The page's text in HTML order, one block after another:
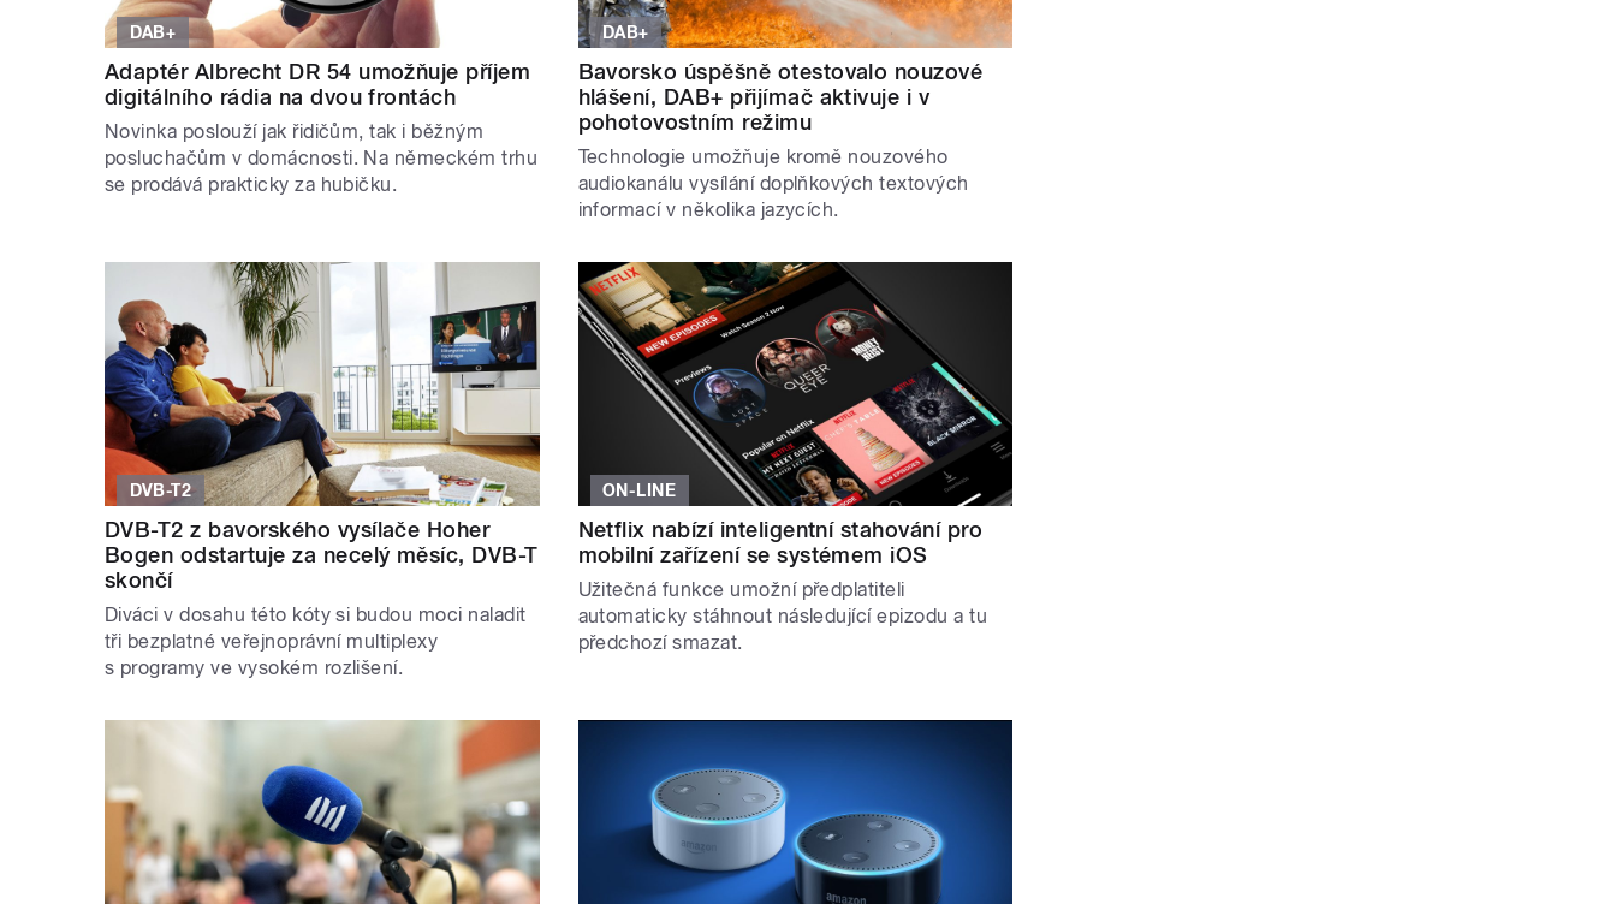
DAB+
Adaptér Albrecht DR 54 umožňuje příjem
digitálního rádia na dvou frontách
Novinka poslouží jak řidičům, tak i běžným
posluchačům v domácnosti. Na německém trhu
se prodává prakticky za hubičku.
DAB+
Bavorsko úspěšně otestovalo nouzové
hlášení, DAB+ přijímač aktivuje i v
pohotovostním režimu
Technologie umožňuje kromě nouzového
audiokanálu vysílání doplňkových textových
informací v několika jazycích.
DVB-T2
DVB-T2 z bavorského vysílače Hoher
Bogen odstartuje za necelý měsíc, DVB-T
skončí
Diváci v dosahu této kóty si budou moci naladit
tři bezplatné veřejnoprávní multiplexy
s programy ve vysokém rozlišení.
ON-LINE
Netflix nabízí inteligentní stahování pro
mobilní zařízení se systémem iOS
Užitečná funkce umožní předplatiteli
automaticky stáhnout následující epizodu a tu
předchozí smazat.